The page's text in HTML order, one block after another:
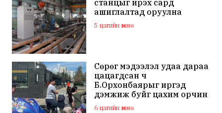
станцыг ирэх сард
ашиглалтад оруулна
5 цагийн өмнө
Сөрөг мэдээлэл удаа дараа
цацагдсан ч
Б.Орхонбаярыг иргэд
дэмжиж буйг цахим орчин
дахь сэтгэгдэл харууллаа
6 цагийн өмнө